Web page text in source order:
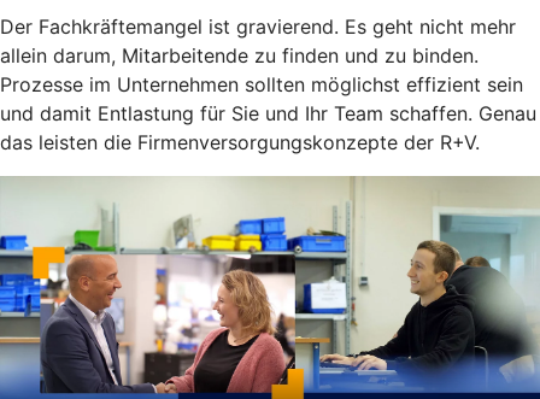
Der Fachkräftemangel ist gravierend. Es geht nicht mehr
allein darum, Mitarbeitende zu finden und zu binden.
Prozesse im Unternehmen sollten möglichst effizient sein
und damit Entlastung für Sie und Ihr Team schaffen. Genau
das leisten die Firmenversorgungskonzepte der R+V.